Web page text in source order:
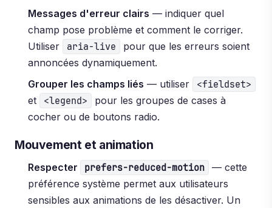
Messages d'erreur clairs — indiquer quel
champ pose problème et comment le corriger.
Utiliser
aria-live
pour que les erreurs soient
annoncées dynamiquement.
Grouper les champs liés — utiliser <fieldset>
et <legend>
pour les groupes de cases à
cocher ou de boutons radio.
Mouvement et animation
Respecter prefers-reduced-motion
— cette
préférence système permet aux utilisateurs
sensibles aux animations de les désactiver. Un